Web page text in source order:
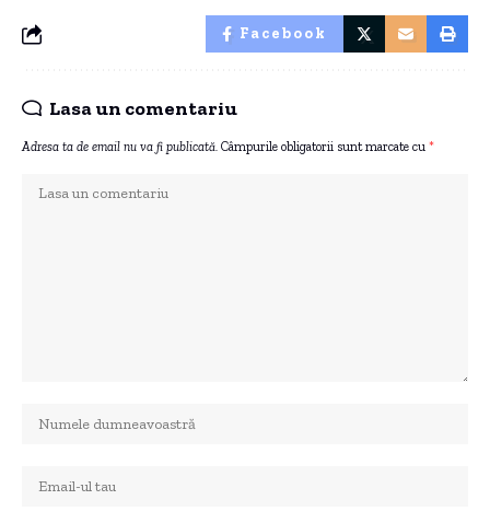
Facebook
Lasa un comentariu
Adresa ta de email nu va fi publicată. Câmpurile obligatorii sunt marcate cu *